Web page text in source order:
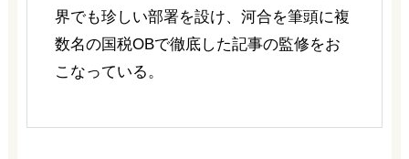
界でも珍しい部署を設け、河合を筆頭に複
数名の国税OBで徹底した記事の監修をお
こなっている。